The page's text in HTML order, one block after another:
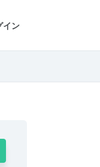
イン